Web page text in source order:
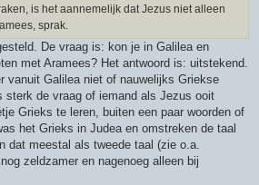
is het aannemelijk dat Jezus niet alleen
sprak.
De vraag is: kon je in Galilea en
met Aramees? Het antwoord is: uitstekend.
vanuit Galilea niet of nauwelijks Griekse
sterk de vraag of iemand als Jezus ooit
Grieks te leren, buiten een paar woorden of
het Grieks in Judea en omstreken de taal
dat meestal als tweede taal (zie o.a.
zeldzamer en nagenoeg alleen bij